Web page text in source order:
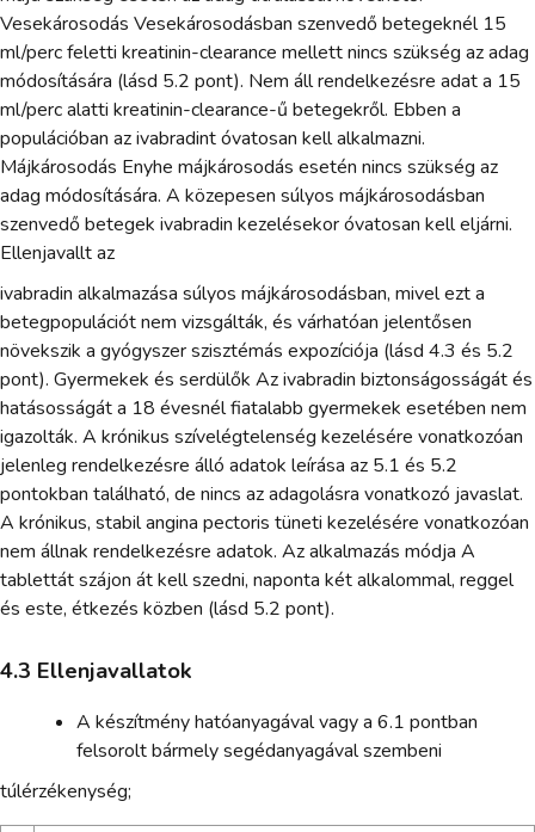
Vesekárosodás Vesekárosodásban szenvedő betegeknél 15
ml/perc feletti kreatinin-clearance mellett nincs szükség az adag
módosítására (lásd 5.2 pont). Nem áll rendelkezésre adat a 15
ml/perc alatti kreatinin-clearance-ű betegekről. Ebben a
populációban az ivabradint óvatosan kell alkalmazni.
Májkárosodás Enyhe májkárosodás esetén nincs szükség az
adag módosítására. A közepesen súlyos májkárosodásban
szenvedő betegek ivabradin kezelésekor óvatosan kell eljárni.
Ellenjavallt az
ivabradin alkalmazása súlyos májkárosodásban, mivel ezt a
betegpopulációt nem vizsgálták, és várhatóan jelentősen
növekszik a gyógyszer szisztémás expozíciója (lásd 4.3 és 5.2
pont). Gyermekek és serdülők Az ivabradin biztonságosságát és
hatásosságát a 18 évesnél fiatalabb gyermekek esetében nem
igazolták. A krónikus szívelégtelenség kezelésére vonatkozóan
jelenleg rendelkezésre álló adatok leírása az 5.1 és 5.2
pontokban található, de nincs az adagolásra vonatkozó javaslat.
A krónikus, stabil angina pectoris tüneti kezelésére vonatkozóan
nem állnak rendelkezésre adatok. Az alkalmazás módja A
tablettát szájon át kell szedni, naponta két alkalommal, reggel
és este, étkezés közben (lásd 5.2 pont).
4.3 Ellenjavallatok
A készítmény hatóanyagával vagy a 6.1 pontban
felsorolt bármely segédanyagával szembeni
túlérzékenység;